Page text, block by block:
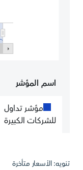
اسم المؤشر
مؤشر تداول
للشركات الكبيرة
تنويه: الأسعار متأخرة